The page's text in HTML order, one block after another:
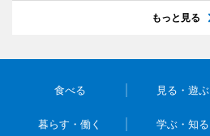
もっと見る
食べる 見る・遊ぶ
暮らす・働く 学ぶ・知る